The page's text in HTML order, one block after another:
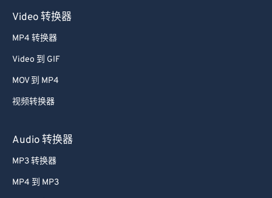
Video 转换器
MP4 转换器
Video 到 GIF
MOV 到 MP4
视频转换器
Audio 转换器
MP3 转换器
MP4 到 MP3